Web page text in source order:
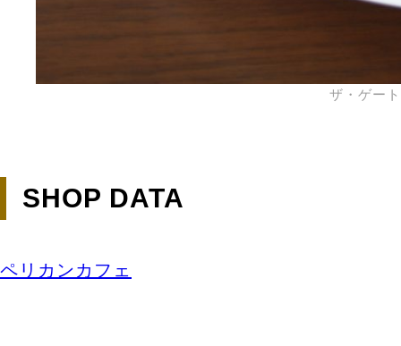
ザ・ゲー
SHOP DATA
ペリカンカフェ